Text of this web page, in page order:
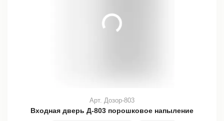
Входная дверь Д-803 порошковое напыление
Арт. Дозор-803